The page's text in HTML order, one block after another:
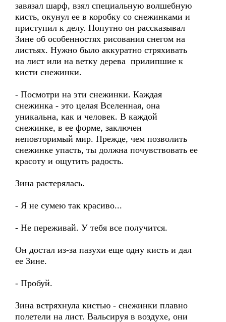
завязал шарф, взял специальную волшебную
кисть, окунул ее в коробку со снежинками и
приступил к делу. Попутно он рассказывал
Зине об особенностях рисования снегом на
листьях. Нужно было аккуратно стряхивать
на лист или на ветку дерева прилипшие к
кисти снежинки.
- Посмотри на эти снежинки. Каждая
снежинка - это целая Вселенная, она
уникальна, как и человек. В каждой
снежинке, в ее форме, заключен
неповторимый мир. Прежде, чем позволить
снежинке упасть, ты должна почувствовать ее
красоту и ощутить радость.
Зина растерялась.
- Я не сумею так красиво...
- Не переживай. У тебя все получится.
Он достал из-за пазухи еще одну кисть и дал
ее Зине.
- Пробуй.
Зина встряхнула кистью - снежинки плавно
полетели на лист. Вальсируя в воздухе, они